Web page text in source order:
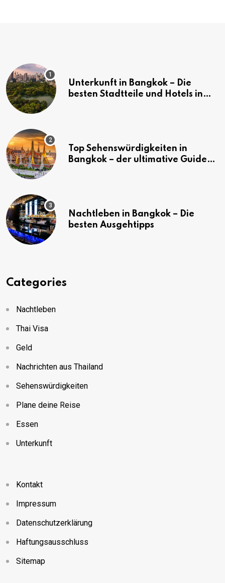
Unterkunft in Bangkok – Die
besten Stadtteile und Hotels in
Top Sehenswürdigkeiten in
Bangkok – der ultimative Guide
Nachtleben in Bangkok – Die
besten Ausgehtipps
Categories
Nachtleben
Thai Visa
Geld
Nachrichten aus Thailand
Sehenswürdigkeiten
Plane deine Reise
Essen
Unterkunft
Kontakt
Impressum
Datenschutzerklärung
Haftungsausschluss
Sitemap